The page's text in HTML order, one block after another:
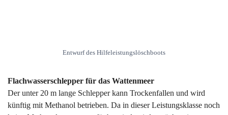
Entwurf des Hilfeleistungslöschboots
Flachwasserschlepper für das Wattenmeer
Der unter 20 m lange Schlepper kann Trockenfallen und wird
künftig mit Methanol betrieben. Da in dieser Leistungsklasse noch